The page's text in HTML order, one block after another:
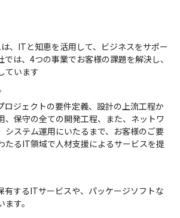
、ITと知恵を活用して、ビジネスをサポー
では、4つの事業でお客様の課題を解決し、
ています
ロジェクトの要件定義、設計の上流工程か
、保守の全ての開発工程、また、ネットワ
システム運用にいたるまで、お客様のご要
たるIT領域で人材支援によるサービスを提
有するITサービスや、パッケージソフトな
す。